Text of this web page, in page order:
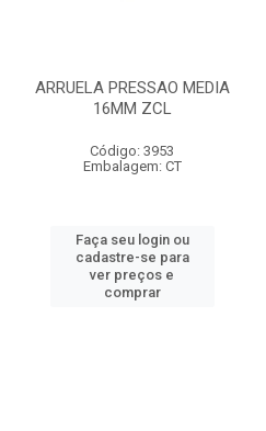
ARRUELA PRESSAO MEDIA
16MM ZCL
Código: 3953
Embalagem: CT
Faça seu login ou
cadastre-se para
ver preços e
comprar